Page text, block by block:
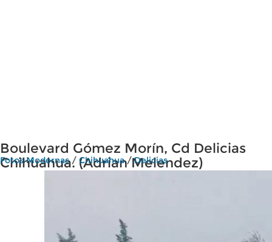
Boulevard Gómez Morín, Cd Delicias
Chihuahua. (Adrian Melendez)
Fotos Modernas/ Chihuahua/Delicias